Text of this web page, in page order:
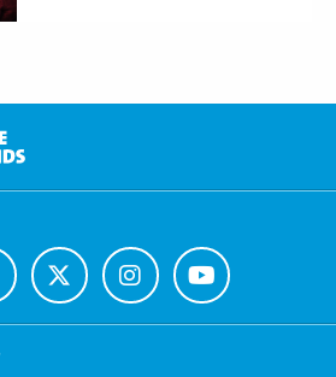
Ga
naar
Twitter
Ga
naar
Instagram
Ga
naar
Youtube